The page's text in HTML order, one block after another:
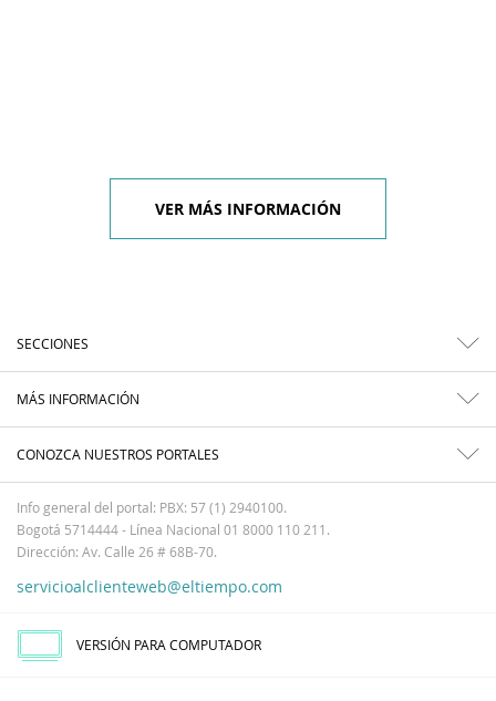
VER MÁS INFORMACIÓN
SECCIONES
MÁS INFORMACIÓN
CONOZCA NUESTROS PORTALES
Info general del portal: PBX: 57 (1) 2940100.
Bogotá 5714444 - Línea Nacional 01 8000 110 211.
Dirección: Av. Calle 26 # 68B-70.
servicioalclienteweb@eltiempo.com
VERSIÓN PARA COMPUTADOR